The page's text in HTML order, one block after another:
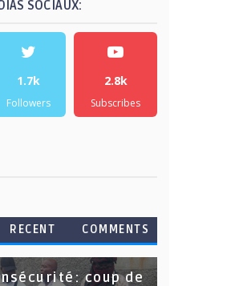
SOCIAUX:
1.7k
Followers
2.8k
Subscribes
RECENT COMMENTS
coup de